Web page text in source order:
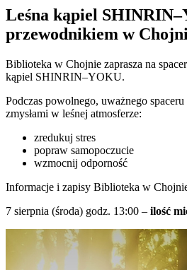
Leśna kąpiel
przewodnikiem w
Biblioteka w Chojnie zaprasza na
kąpiel SHINRIN–YOKU.
Podczas powolnego, uważnego
zmysłami w leśnej atmosferze:
zredukuj stres
popraw samopoczucie
wzmocnij odporność
Informacje i zapisy Biblioteka w
7 sierpnia (środa) godz. 13:00 – ilość